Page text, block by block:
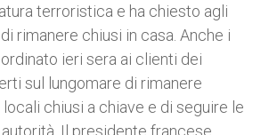
terroristica e ha chiesto agli
rimanere chiusi in casa. Anche i
ieri sera ai clienti dei
sul lungomare di rimanere
chiusi a chiave e di seguire le
Il presidente francese